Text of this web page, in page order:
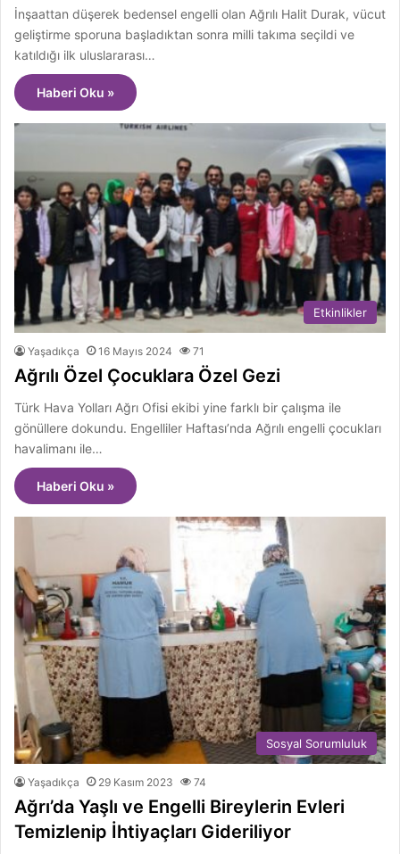
İnşaattan düşerek bedensel engelli olan Ağrılı Halit Durak, vücut
geliştirme sporuna başladıktan sonra milli takıma seçildi ve
katıldığı ilk uluslararası…
Haberi Oku »
Etkinlikler
Yaşadıkça 16 Mayıs 2024 71
Ağrılı Özel Çocuklara Özel Gezi
Türk Hava Yolları Ağrı Ofisi ekibi yine farklı bir çalışma ile
gönüllere dokundu. Engelliler Haftası’nda Ağrılı engelli çocukları
havalimanı ile…
Haberi Oku »
Sosyal Sorumluluk
Yaşadıkça 29 Kasım 2023 74
Ağrı’da Yaşlı ve Engelli Bireylerin Evleri
Temizlenip İhtiyaçları Gideriliyor